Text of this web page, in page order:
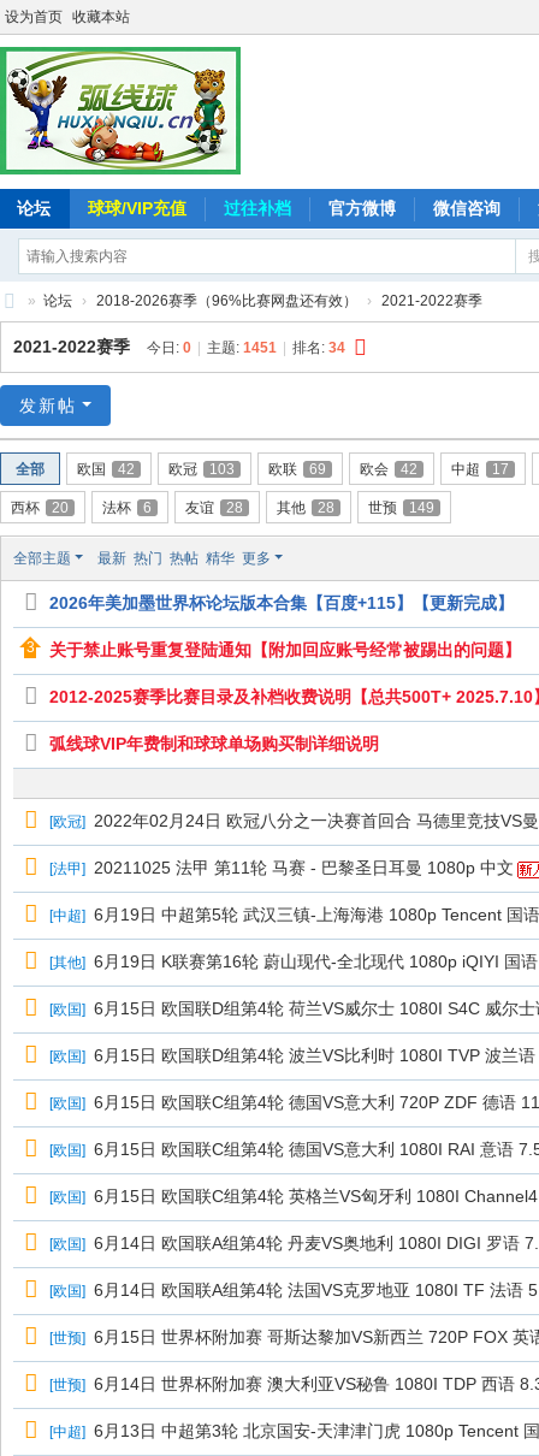
设为首页 收藏本站
论坛 球球/VIP充值 过往补档 官方微博 微信咨询
弧
线
-
追
求
致
» 论坛 › 2018-2026赛季（96%比赛网盘还有效） › 2021-2022赛季
2021-2022赛季 今日: 0 主题: 1451 排名: 34
发新帖
全部 欧国 42 欧冠 103 欧联 69 欧会 42 中超 17
西杯 20 法杯 6 友谊 28 其他 28 世预 149
全部主题 最新 热门 热帖 精华 更多
2026年美加墨世界杯论坛版本合集【百度+115】【更新完成】
关于禁止账号重复登陆通知【附加回应账号经常被踢出的问题】
2012-2025赛季比赛目录及补档收费说明【总共500T+ 2025.7.10
弧线球VIP年费制和球球单场购买制详细说明
[欧冠] 2022年02月24日 欧冠八分之一决赛首回合 马德里竞技VS
[法甲] 20211025 法甲 第11轮 马赛 - 巴黎圣日耳曼 1080p 中文
[中超] 6月19日 中超第5轮 武汉三镇-上海海港 1080p Tencent 国
[其他] 6月19日 K联赛第16轮 蔚山现代-全北现代 1080p iQIYI 国
[欧国] 6月15日 欧国联D组第4轮 荷兰VS威尔士 1080I S4C 威尔
[欧国] 6月15日 欧国联D组第4轮 波兰VS比利时 1080I TVP 波兰
[欧国] 6月15日 欧国联C组第4轮 德国VS意大利 720P ZDF 德语
[欧国] 6月15日 欧国联C组第4轮 德国VS意大利 1080I RAI 意语
[欧国] 6月15日 欧国联C组第4轮 英格兰VS匈牙利 1080I
[欧国] 6月14日 欧国联A组第4轮 丹麦VS奥地利 1080I DIGI 罗语
[欧国] 6月14日 欧国联A组第4轮 法国VS克罗地亚 1080I TF 法语
[世预] 6月15日 世界杯附加赛 哥斯达黎加VS新西兰 720P FOX 英
[世预] 6月14日 世界杯附加赛 澳大利亚VS秘鲁 1080I TDP 西语
[中超] 6月13日 中超第3轮 北京国安-天津津门虎 1080p Tencent